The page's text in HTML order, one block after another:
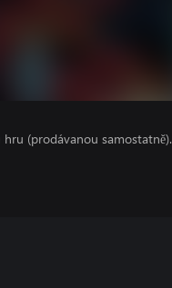
(prodávanou samostatně).